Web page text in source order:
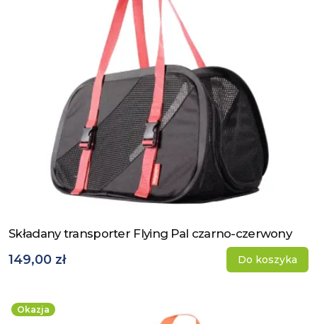
Zobacz produkt
Składany transporter Flying Pal czarno-czerwony
149,00 zł Do koszyka
Okazja